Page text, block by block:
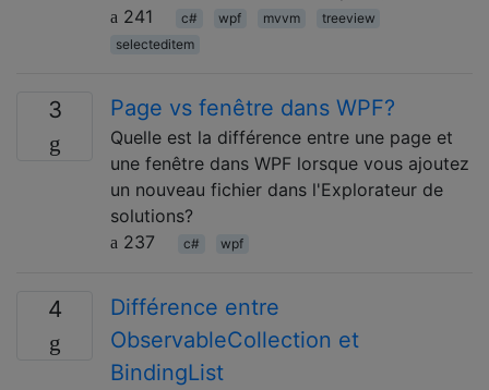
241
c# wpf mvvm
treeview
selecteditem
3 Page vs fenêtre dans WPF?
Quelle est la différence entre une page et
une fenêtre dans WPF lorsque vous ajoutez
un nouveau fichier dans l'Explorateur de
solutions?
237
c# wpf
4
Différence entre
ObservableCollection et
BindingList